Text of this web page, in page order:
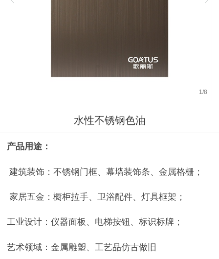
1 /8
水性不锈钢色油
产品用途：
建筑装饰：不锈钢门框、幕墙装饰条、金属格栅；
家居五金：橱柜拉手、卫浴配件、灯具框架；
工业设计：仪器面板、电梯按钮、标识标牌；
艺术领域：金属雕塑、工艺品仿古做旧